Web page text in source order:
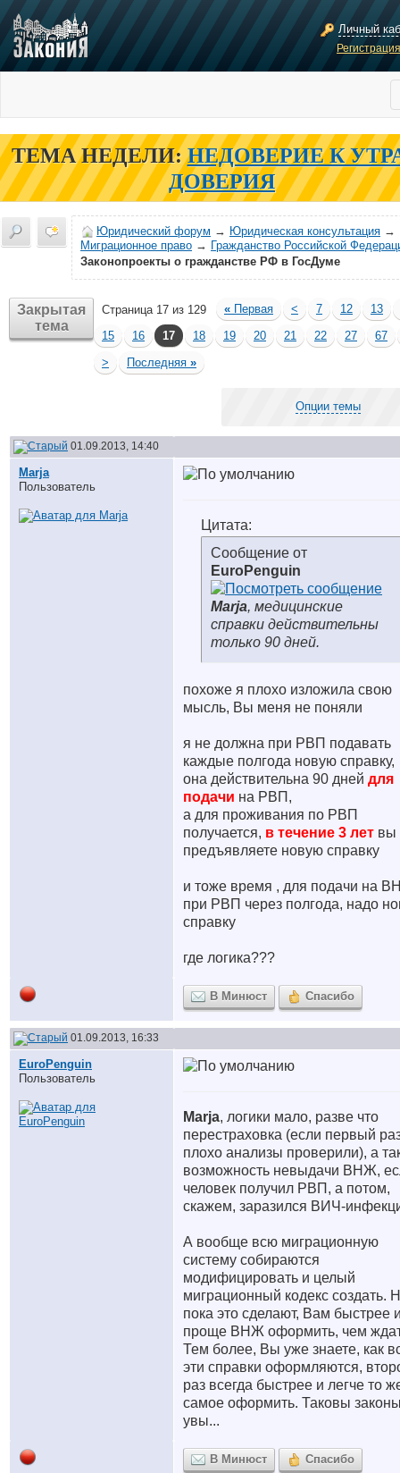
Личный
ТЕМА НЕДЕЛИ: НЕДОВЕРИЕ К
ДОВЕРИЯ
Юридический форум → Юридическая консультация →
Миграционное право → Гражданство Российской
Законопроекты о гражданстве РФ в ГосДуме
Закрытая
тема
Страница 17 из 129 « Первая < 7 12
13
15
16 17 18 19 20 21 22 27
67
>
Последняя »
Опции темы
01.09.2013, 14:40
Marja
Пользователь
Цитата:
Сообщение от
EuroPenguin
Marja, медицинские
справки действительны
только 90 дней.
похоже я плохо изложила свою
мысль, Вы меня не поняли
я не должна при РВП подавать
каждые полгода новую справку,
она действительна 90 дней для
подачи на РВП,
а для проживания по РВП
получается, в течение 3 лет вы
предъявляете новую справку
и тоже время , для подачи на
при РВП через полгода, надо
справку
где логика???
В Минюст Спасибо
01.09.2013, 16:33
EuroPenguin
Пользователь
Marja, логики мало, разве что
перестраховка (если первый
плохо анализы проверили), а
возможность невыдачи ВНЖ,
человек получил РВП, а потом,
скажем, заразился ВИЧ-
А вообще всю миграционную
систему собираются
модифицировать и целый
миграционный кодекс создать.
пока это сделают, Вам быстрее
проще ВНЖ оформить, чем
Тем более, Вы уже знаете, как
эти справки оформляются,
раз всегда быстрее и легче то
самое оформить. Таковы
увы...
В Минюст Спасибо